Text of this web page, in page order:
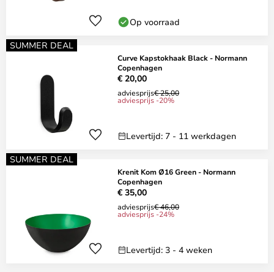
Op voorraad
SUMMER DEAL
Curve Kapstokhaak Black - Normann
Copenhagen
€ 20,00
adviesprijs€ 25,00
adviesprijs -20%
Levertijd: 7 - 11 werkdagen
SUMMER DEAL
Krenit Kom Ø16 Green - Normann
Copenhagen
€ 35,00
adviesprijs€ 46,00
adviesprijs -24%
Levertijd: 3 - 4 weken